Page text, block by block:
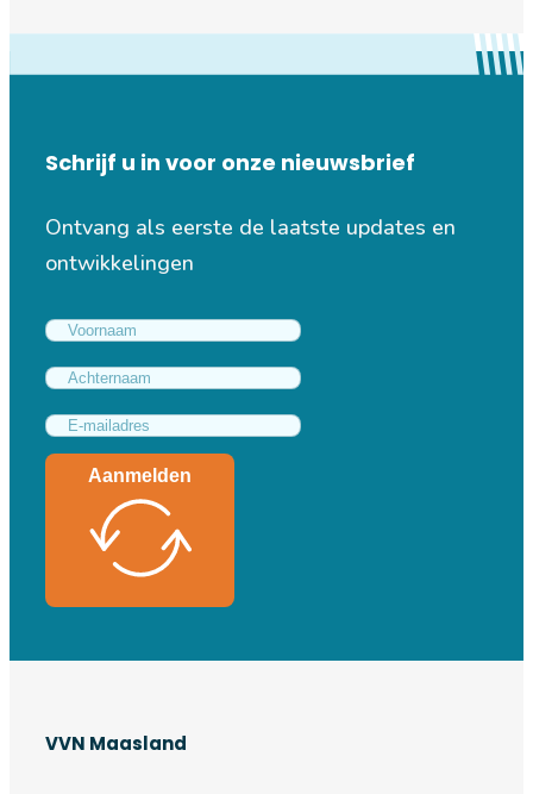
Schrijf u in voor onze nieuwsbrief
Ontvang als eerste de laatste updates en
ontwikkelingen
Aanmelden
VVN Maasland